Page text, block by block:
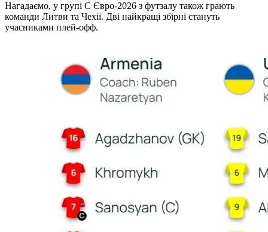
Нагадаємо, у групі С Євро-2026 з футзалу також грають
команди Литви та Чехії. Дві найкращі збірні стануть
учасниками плей-офф.